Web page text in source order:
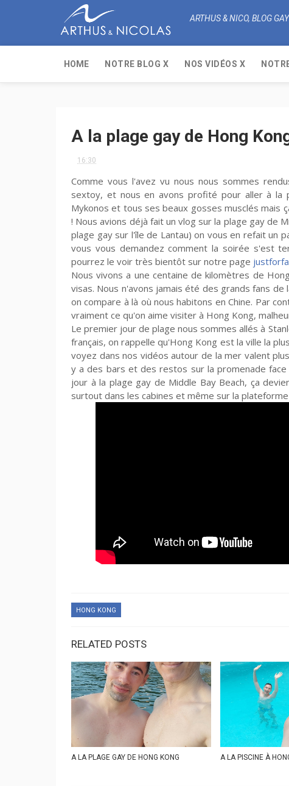
ARTHUS & NICO, BLOG GAY
HOME NOTRE BLOG X NOS VIDÉOS X
A la plage gay de Hong
16:30
Comme vous l'avez vu nous nous sommes
sextoy, et nous en avons profité pour aller à la
Mykonos et tous ses beaux gosses musclés mais
! Nous avions déjà fait un vlog sur la plage gay de
plage gay sur l'île de Lantau) on vous en refait un
vous vous demandez comment la soirée s'est
pourrez le voir très bientôt sur notre page
Nous vivons a une centaine de kilomètres de
visas. Nous n'avons jamais été des grands fans
on compare à là où nous habitons en Chine. Par
vraiment ce qu'on aime visiter à Hong Kong,
Le premier jour de plage nous sommes allés à
français, on rappelle qu'Hong Kong est la ville la
voyez dans nos vidéos autour de la mer valent
y a des bars et des restos sur la promenade
jour à la plage gay de Middle Bay Beach, ça
surtout dans les cabines et même sur la
HONG KONG
RELATED POSTS
A LA PLAGE GAY DE HONG KONG A LA PISCINE À